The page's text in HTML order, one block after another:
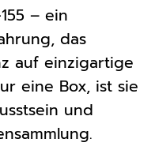
– ein
das
auf einzigartige
eine Box, ist sie
und